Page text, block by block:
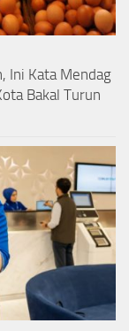
Ini Kata Mendag
Bakal Turun